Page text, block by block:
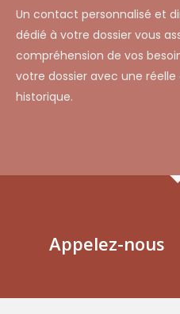
Un contact personnalisé et
dédié à votre dossier vous
compréhension de vos
votre dossier avec une
historique.
Appelez-nous